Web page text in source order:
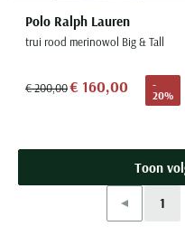
Polo Ralph Lauren
trui rood merinowol Big & Tall
€ 200,00€ 160,00
-
20%
Toon
Vorige
1